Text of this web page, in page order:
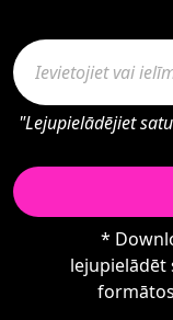
"Lejupielādējiet
*
lejupielādēt